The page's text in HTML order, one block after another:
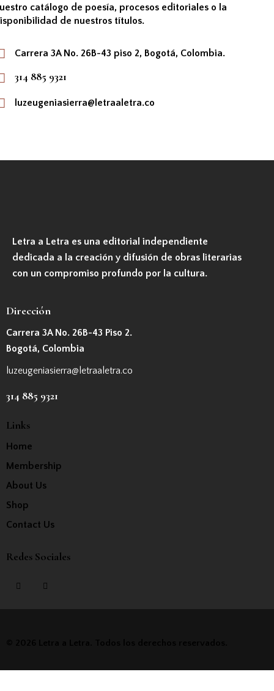
catálogo de poesía, procesos editoriales o la
de nuestros títulos.
Carrera 3A No. 26B-43 piso 2, Bogotá, Colombia.
314 885 9321
luzeugeniasierra@letraaletra.co
Letra a Letra es una editorial independiente
dedicada a la creación y difusión de obras literarias
con un compromiso profundo por la cultura.
Dirección
Carrera 3A No. 26B-43 Piso 2.
Bogotá, Colombia
luzeugeniasierra@letraaletra.co
314 885 9321
Links
Home
Membership
About Us
Shop
Contact Us
Redes Sociales